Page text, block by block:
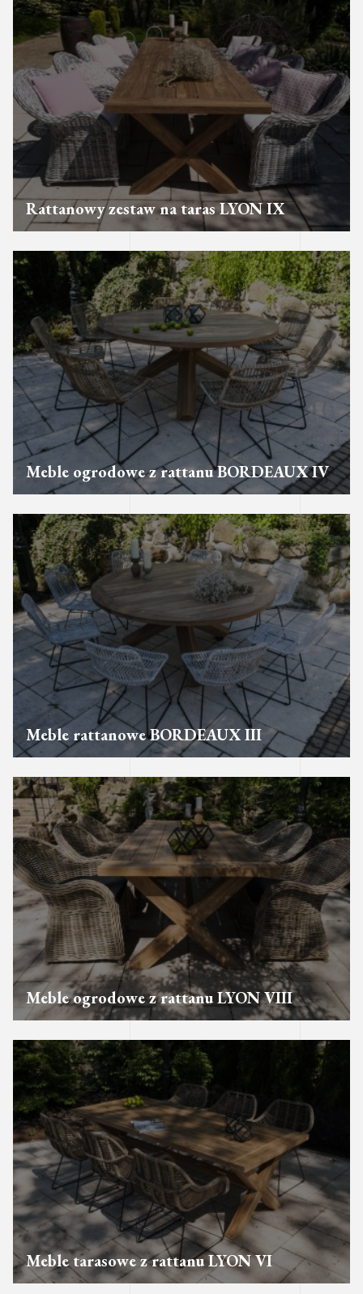
Rattanowy zestaw na taras LYON IX
Meble ogrodowe z rattanu BORDEAUX IV
Meble rattanowe BORDEAUX III
Meble ogrodowe z rattanu LYON VIII
Meble tarasowe z rattanu LYON VI